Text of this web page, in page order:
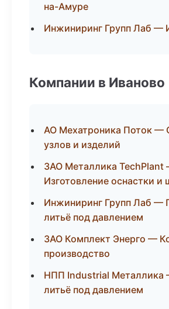
на-Амуре
Инжиниринг Групп Лаб —
Компании в Иваново
АО Мехатроника Поток —
узлов и изделий
ЗАО Металлика TechPlant
Изготовление оснастки и
Инжиниринг Групп Лаб —
литьё под давлением
ЗАО Комплект Энерго —
производство
НПП Industrial Металлика
литьё под давлением